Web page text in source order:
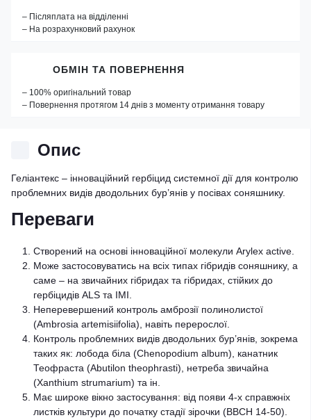
Опис
Геліантекс – інноваційний гербіцид системної дії для контролю
проблемних видів дводольних бур’янів у посівах соняшнику.
Переваги
Створений на основі інноваційної молекули Arylex active.
Може застосовуватись на всіх типах гібридів соняшнику, а
саме – на звичайних гібридах та гібридах, стійких до
гербіцидів ALS та IMI.
Неперевершений контроль амброзії полинолистої
(Ambrosia artemisiifolia), навіть перерослої.
Контроль проблемних видів дводольних бур’янів, зокрема
таких як: лобода біла (Chenopodium album), канатник
Теофраста (Abutilon theophrasti), нетреба звичайна
(Xanthium strumarium) та ін.
Має широке вікно застосування: від появи 4-х справжніх
листків культури до початку стадії зірочки (ВВСН 14-50).
– Післяплата на відділенні
– На розрахунковий рахунок
ОБМІН ТА ПОВЕРНЕННЯ
– 100% оригінальний товар
– Повернення протягом 14 днів з моменту отримання товару